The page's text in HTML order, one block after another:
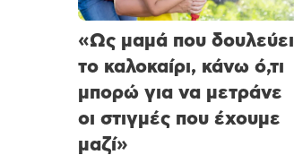
«Ως μαμά που δουλεύει
το καλοκαίρι, κάνω ό,τι
μπορώ για να μετράνε
οι στιγμές που έχουμε
μαζί»